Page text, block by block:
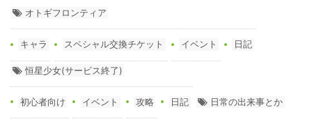
オトギフロンティア
キャラ スペシャル交換チケット イベント 日記
恒星少女(サービス終了)
初心者向け イベント 攻略 日記 日常の出来事とか